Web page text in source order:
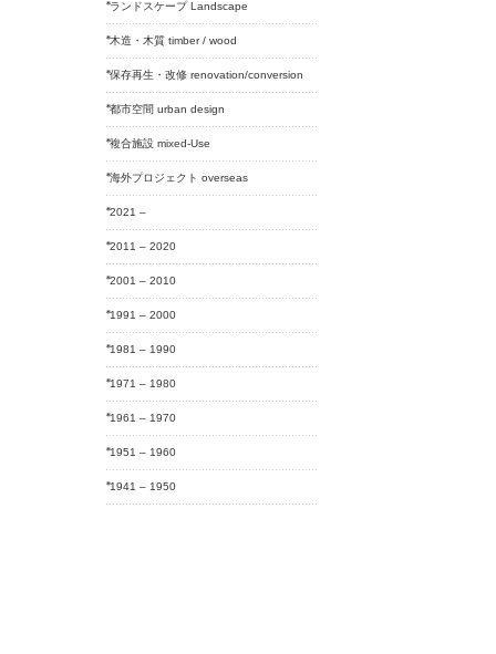
ランドスケープ Landscape
木造・木質 timber / wood
保存再生・改修 renovation/conversion
都市空間 urban design
複合施設 mixed-Use
海外プロジェクト overseas
2021 –
2011 – 2020
2001 – 2010
1991 – 2000
1981 – 1990
1971 – 1980
1961 – 1970
1951 – 1960
1941 – 1950